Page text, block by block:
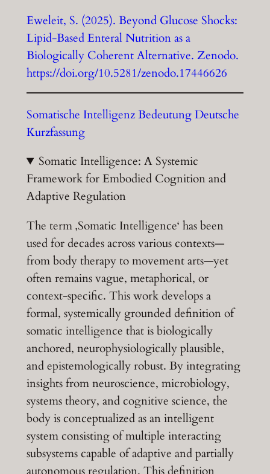
Eweleit, S. (2025). Beyond Glucose Shocks:
Lipid-Based Enteral Nutrition as a
Biologically Coherent Alternative. Zenodo.
https://doi.org/10.5281/zenodo.17446626
Somatische Intelligenz Bedeutung Deutsche
Kurzfassung
Somatic Intelligence: A Systemic
Framework for Embodied Cognition and
Adaptive Regulation
The term ‚Somatic Intelligence‘ has been
used for decades across various contexts—
from body therapy to movement arts—yet
often remains vague, metaphorical, or
context-specific. This work develops a
formal, systemically grounded definition of
somatic intelligence that is biologically
anchored, neurophysiologically plausible,
and epistemologically robust. By integrating
insights from neuroscience, microbiology,
systems theory, and cognitive science, the
body is conceptualized as an intelligent
system consisting of multiple interacting
subsystems capable of adaptive and partially
autonomous regulation. This definition